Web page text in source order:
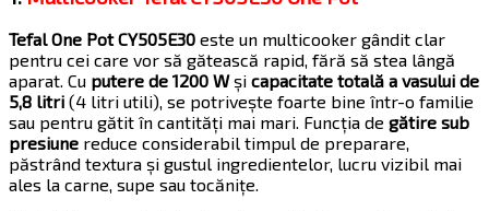
Tefal One Pot CY505E30 este un multicooker gândit clar
pentru cei care vor să gătească rapid, fără să stea lângă
aparat. Cu putere de 1200 Wși capacitate totală a vasului de
5,8 litri (4 litri utili), se potrivește foarte bine într-o familie
sau pentru gătit în cantități mai mari. Funcția de gătire sub
presiune reduce considerabil timpul de preparare,
păstrând textura și gustul ingredientelor, lucru vizibil mai
ales la carne, supe sau tocănițe.